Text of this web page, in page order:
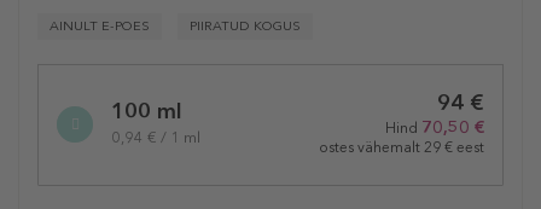
AINULT E-POES PIIRATUD KOGUS
variation100 ml
0,94 € / 1 ml
94 €
Hind 70,50 €
ostes vähemalt 29 € eest